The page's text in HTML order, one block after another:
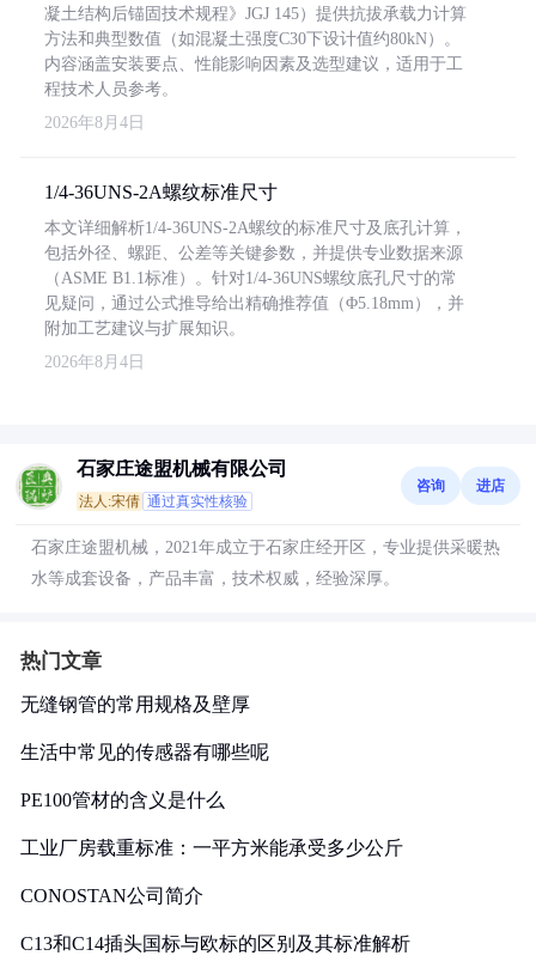
凝土结构后锚固技术规程》JGJ 145）提供抗拔承载力计算
方法和典型数值（如混凝土强度C30下设计值约80kN）。
内容涵盖安装要点、性能影响因素及选型建议，适用于工
程技术人员参考。
2026年8月4日
1/4-36UNS-2A螺纹标准尺寸
本文详细解析1/4-36UNS-2A螺纹的标准尺寸及底孔计算，
包括外径、螺距、公差等关键参数，并提供专业数据来源
（ASME B1.1标准）。针对1/4-36UNS螺纹底孔尺寸的常
见疑问，通过公式推导给出精确推荐值（Φ5.18mm），并
附加工艺建议与扩展知识。
2026年8月4日
石家庄途盟机械有限公司
法人:宋倩 通过真实性核验
咨询 进店
石家庄途盟机械，2021年成立于石家庄经开区，专业提供采暖热
水等成套设备，产品丰富，技术权威，经验深厚。
热门文章
无缝钢管的常用规格及壁厚
生活中常见的传感器有哪些呢
PE100管材的含义是什么
工业厂房载重标准：一平方米能承受多少公斤
CONOSTAN公司简介
C13和C14插头国标与欧标的区别及其标准解析